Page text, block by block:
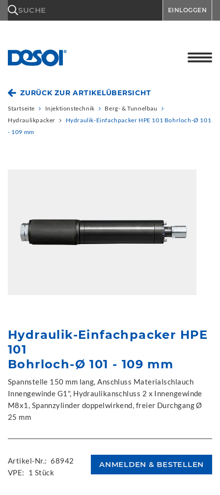
SUCHE EINLOGGEN
ZURÜCK ZUR ARTIKELÜBERSICHT
Startseite Injektionstechnik
Berg- & Tunnelbau
Hydraulikpacker
Hydraulik-Einfachpacker HPE 101 Bohrloch-Ø 101
- 109 mm
Hydraulik-Einfachpacker HPE
101
Bohrloch-Ø 101 - 109 mm
Spannstelle 150 mm lang, Anschluss Materialschlauch
Innengewinde G1", Hydraulikanschluss 2 x Innengewinde
M8x1, Spannzylinder doppelwirkend, freier Durchgang Ø
25 mm
Artikel-Nr.: 68942
VPE:
1 Stück